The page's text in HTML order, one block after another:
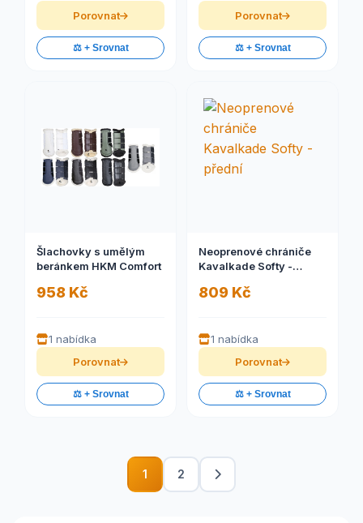
Porovnat
⚖️ + Srovnat
Porovnat
⚖️ + Srovnat
Šlachovky s umělým
beránkem HKM Comfort
958 Kč
1 nabídka
Porovnat
⚖️ + Srovnat
Neoprenové chrániče
Kavalkade Softy -
809 Kč
1 nabídka
Porovnat
⚖️ + Srovnat
1 2